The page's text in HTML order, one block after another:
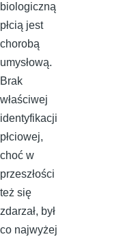
biologiczną
płcią jest
chorobą
umysłową.
Brak
właściwej
identyfikacji
płciowej,
choć w
przeszłości
też się
zdarzał, był
co najwyżej